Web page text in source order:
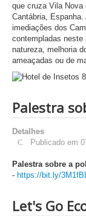
que cruza Vila Nova
Cantábria,
imediações dos
contempladas
natureza, melhoria
ameaçadas ou de
Palestra
Detalhes
Publicado em
Palestra sobre a
- https://bit.ly/
Let's Go